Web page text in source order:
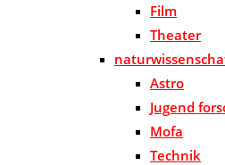
Film
Theater
Astro
Jugend
Mofa
Technik